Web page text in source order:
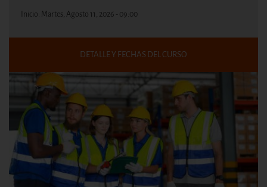
Inicio: Martes, Agosto 11, 2026 - 09:00
DETALLE Y FECHAS DEL CURSO